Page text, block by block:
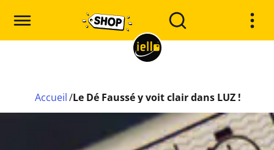
Accueil /Le Dé Faussé y voit clair dans LUZ !